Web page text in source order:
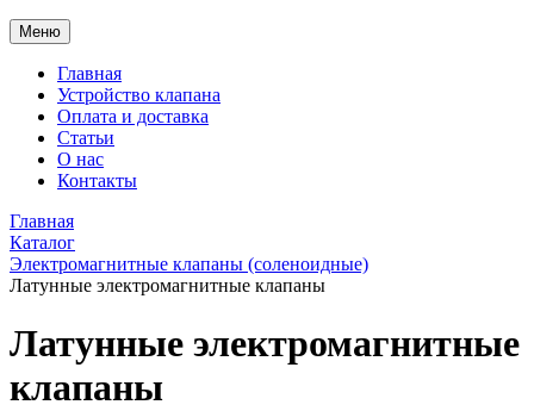
Меню
Главная
Устройство клапана
Оплата и доставка
Статьи
О нас
Контакты
Главная
Каталог
Электромагнитные клапаны (соленоидные)
Латунные электромагнитные клапаны
Латунные электромагнитные
клапаны